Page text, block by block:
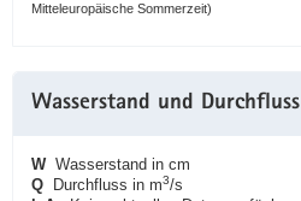
Mitteleuropäische Sommerzeit)
Wasserstand und Durchfluss
WWasserstand in cm
Q Durchfluss in m3/s